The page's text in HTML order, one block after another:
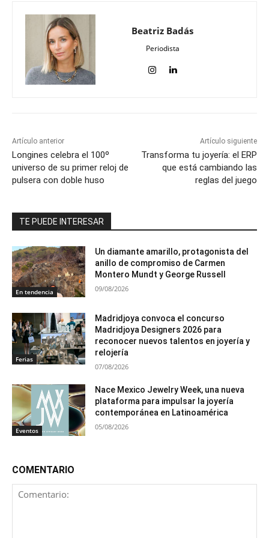
Beatriz Badás
Periodista
Artículo anterior
Longines celebra el 100º
universo de su primer reloj de
pulsera con doble huso
Artículo siguiente
Transforma tu joyería: el ERP
que está cambiando las
reglas del juego
TE PUEDE INTERESAR
En tendencia
Un diamante amarillo, protagonista del
anillo de compromiso de Carmen
Montero Mundt y George Russell
09/08/2026
Ferias
Madridjoya convoca el concurso
Madridjoya Designers 2026 para
reconocer nuevos talentos en joyería y
relojería
07/08/2026
Eventos
Nace Mexico Jewelry Week, una nueva
plataforma para impulsar la joyería
contemporánea en Latinoamérica
05/08/2026
COMENTARIO